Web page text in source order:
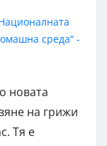
новата
на грижи
Тя е